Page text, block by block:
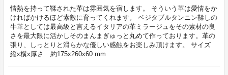
情熱を持って鞣された革は雰囲気を宿します。 そういう革は愛情をか
ければかけるほど素敵に育ってくれます。 ベジタブルタンニン鞣しの
牛革としては最高級と言えるイタリアの革ミラージュをその素材の良
さを最大限に活かしそのまんまぎゅっと丸めて作っております。革の
張り、しっとりと滑らかな優しい感触をお楽しみ頂けます。 サイズ
縦x横x厚さ 約175x260x60 mm